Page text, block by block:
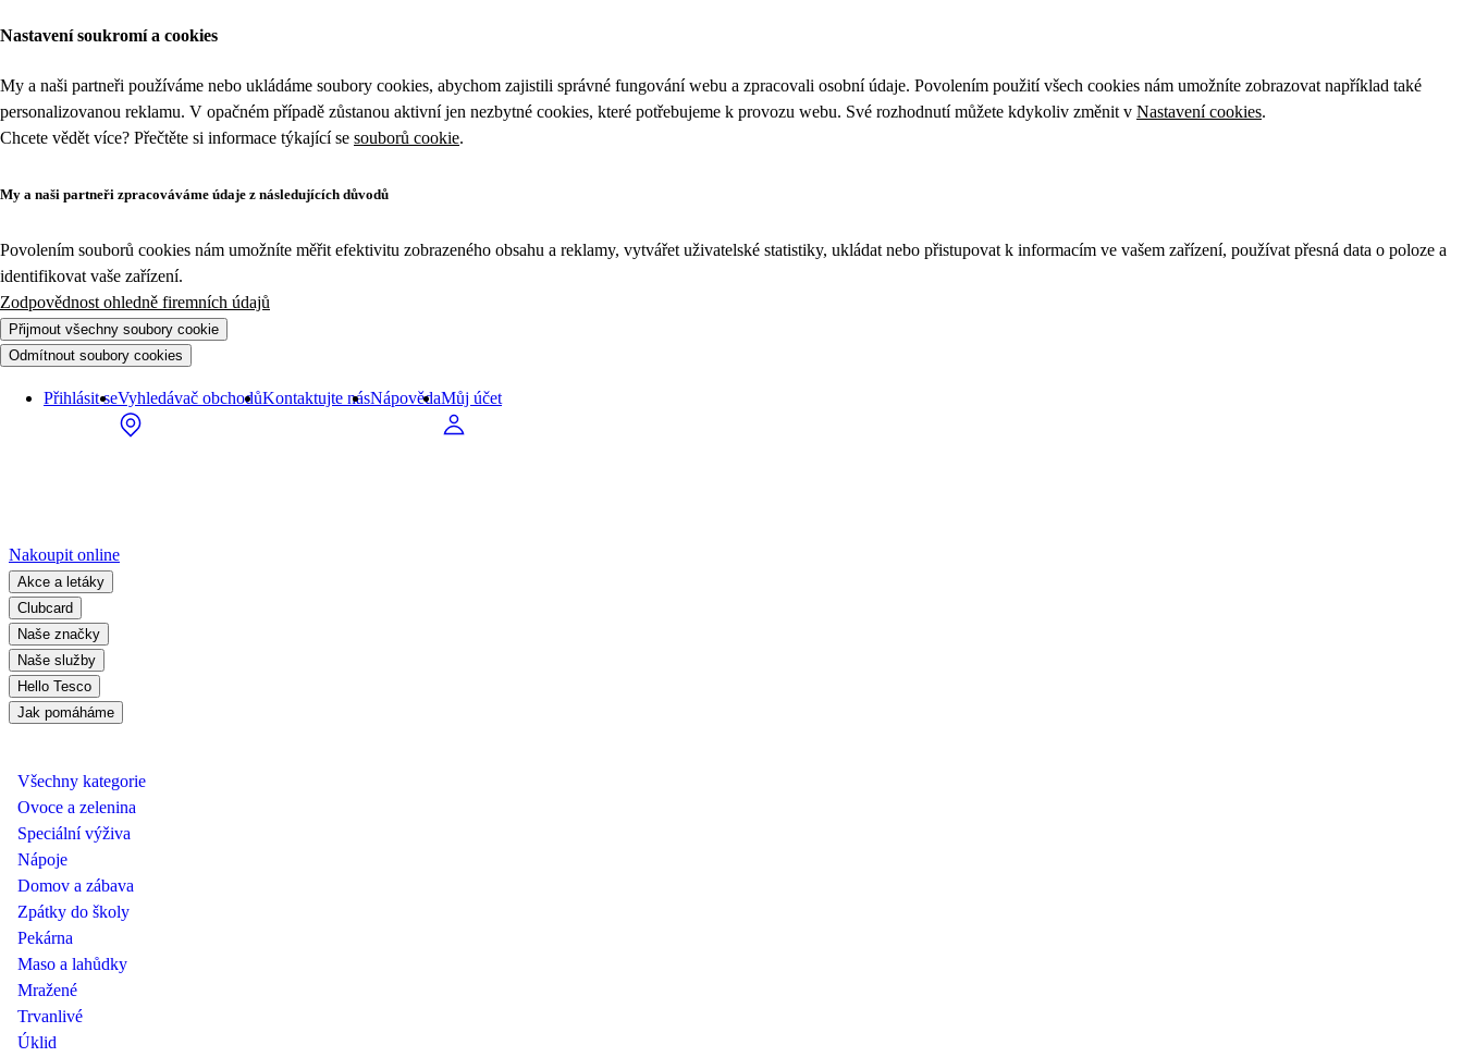
Nastavení soukromí a cookies
My a naši partneři používáme nebo ukládáme soubory cookies, abychom zajistili správné fungování webu a zpracovali osobní údaje. Povolením použití všech cookies nám umožníte zobrazovat například také
personalizovanou reklamu. V opačném případě zůstanou aktivní jen nezbytné cookies, které potřebujeme k provozu webu. Své rozhodnutí můžete kdykoliv změnit v Nastavení cookies.
Chcete vědět více? Přečtěte si informace týkající se souborů cookie.
My a naši partneři zpracováváme údaje z následujících důvodů
Povolením souborů cookies nám umožníte měřit efektivitu zobrazeného obsahu a reklamy, vytvářet uživatelské statistiky, ukládat nebo přistupovat k informacím ve vašem zařízení, používat přesná data o poloze a
identifikovat vaše zařízení.
Zodpovědnost ohledně firemních údajů
Přijmout všechny soubory cookie
Odmítnout soubory cookies
Přihlásit seVyhledávač obchodůKontaktujte násNápovědaMůj účet
Nakoupit online
Akce a letáky
Clubcard
Naše značky
Naše služby
Hello Tesco
Jak pomáháme
Všechny kategorie
Ovoce a zelenina
Speciální výživa
Nápoje
Domov a zábava
Zpátky do školy
Pekárna
Maso a lahůdky
Mražené
Trvanlivé
Úklid